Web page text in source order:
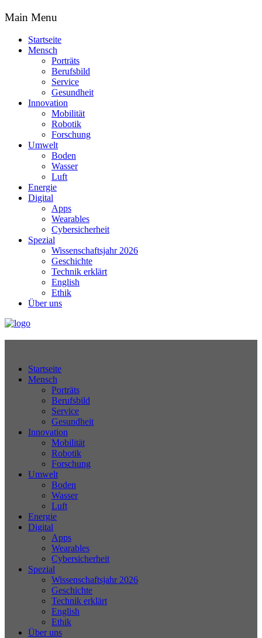
Main Menu
Startseite
Mensch
Porträts
Berufsbild
Service
Gesundheit
Innovation
Mobilität
Robotik
Forschung
Umwelt
Boden
Wasser
Luft
Energie
Digital
Apps
Wearables
Cybersicherheit
Spezial
Wissenschaftsjahr 2026
Geschichte
Technik erklärt
English
Ethik
Über uns
Startseite
Mensch
Porträts
Berufsbild
Service
Gesundheit
Innovation
Mobilität
Robotik
Forschung
Umwelt
Boden
Wasser
Luft
Energie
Digital
Apps
Wearables
Cybersicherheit
Spezial
Wissenschaftsjahr 2026
Geschichte
Technik erklärt
English
Ethik
Über uns